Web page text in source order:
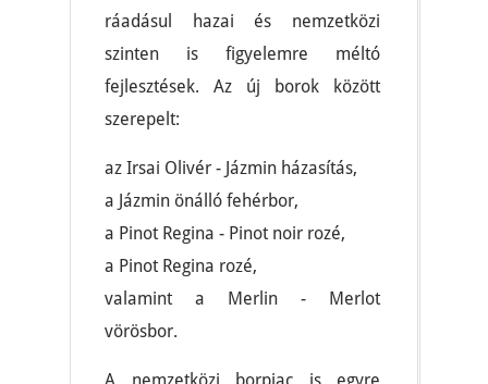
ráadásul hazai és nemzetközi
szinten is figyelemre méltó
fejlesztések. Az új borok között
szerepelt:
az Irsai Olivér - Jázmin házasítás,
a Jázmin önálló fehérbor,
a Pinot Regina - Pinot noir rozé,
a Pinot Regina rozé,
valamint a Merlin - Merlot
vörösbor.